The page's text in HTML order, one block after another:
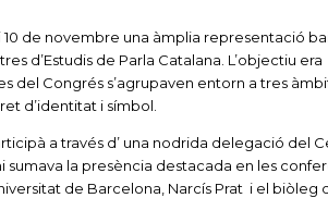
10 de novembre una àmplia representació
d’Estudis de Parla Catalana. L’objectiu era
del Congrés s’agrupaven entorn a tres
d’identitat i símbol.
a través d’ una nodrida delegació del
sumava la presència destacada en les
de Barcelona, Narcís Prat i el biòleg